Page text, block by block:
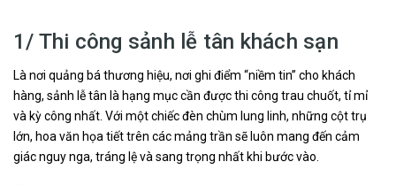
1/ Thi công sảnh lễ tân khách sạn
Là nơi quảng bá thương hiệu, nơi ghi điểm “niềm tin” cho khách
hàng, sảnh lễ tân là hạng mục cần được thi công trau chuốt, tỉ mỉ
và kỳ công nhất. Với một chiếc đèn chùm lung linh, những cột trụ
lớn, hoa văn họa tiết trên các mảng trần sẽ luôn mang đến cảm
giác nguy nga, tráng lệ và sang trọng nhất khi bước vào.